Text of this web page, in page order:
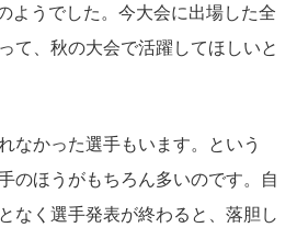
ようでした。今大会に出場した全
て、秋の大会で活躍してほしいと
なかった選手もいます。という
のほうがもちろん多いのです。自
なく選手発表が終わると、落胆し